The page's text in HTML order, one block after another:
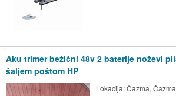
Aku trimer bežični 48v 2 baterije noževi
šaljem poštom HP
Lokacija:Čazma, Čazma